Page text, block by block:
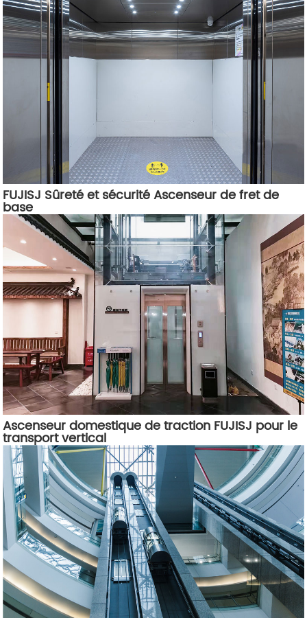
FUJISJ Sûreté et sécurité Ascenseur de fret de
base
Ascenseur domestique de traction FUJISJ pour le
transport vertical